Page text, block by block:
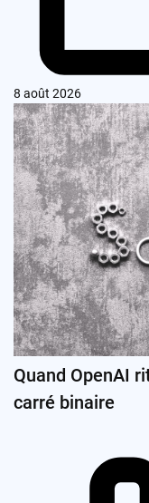
8 août 2026
Quand OpenAI
carré binaire